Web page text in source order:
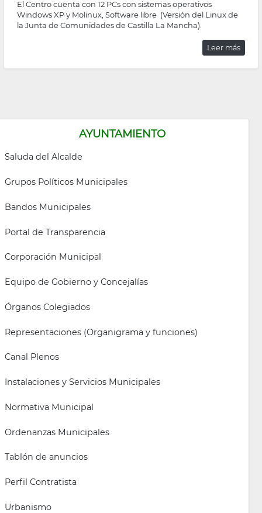
AYUNTAMIENTO
Saluda del Alcalde
Grupos Políticos Municipales
Bandos Municipales
Portal de Transparencia
Corporación Municipal
Equipo de Gobierno y Concejalías
Órganos Colegiados
Representaciones (Organigrama y funciones)
Canal Plenos
Instalaciones y Servicios Municipales
Normativa Municipal
Ordenanzas Municipales
Tablón de anuncios
Perfil Contratista
Urbanismo
El Centro cuenta con 12 PCs con sistemas operativos
Windows XP y Molinux, Software libre (Versión del Linux de
la Junta de Comunidades de Castilla La Mancha).
Leer más